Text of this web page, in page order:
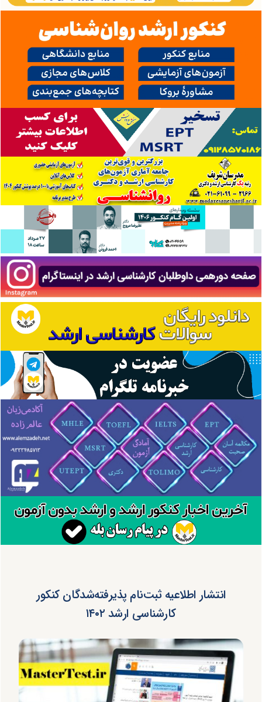
انتشار اطلاعیه ثبت‌نام پذیرفته‌شدگان کنکور
کارشناسی ارشد ۱۴۰۲